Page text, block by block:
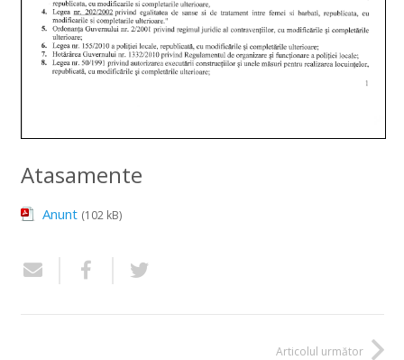
Atasamente
Anunt (102 kB)
Articolul următor